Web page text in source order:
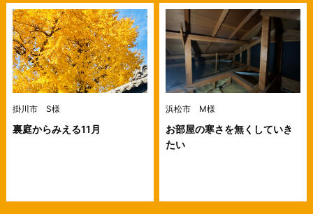
掛川市 S様
裏庭からみえる11月
浜松市 M様
お部屋の寒さを無くしていき
たい